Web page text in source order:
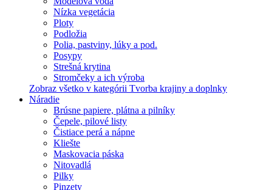
Nízka vegetácia
Ploty
Podložia
Polia, pastviny, lúky a pod.
Posypy
Strešná krytina
Stromčeky a ich výroba
Zobraz všetko v kategórii Tvorba krajiny a doplnky
Náradie
Brúsne papiere, plátna a pilníky
Čepele, pilové listy
Čistiace perá a nápne
Kliešte
Maskovacia páska
Nitovadlá
Pilky
Pinzety